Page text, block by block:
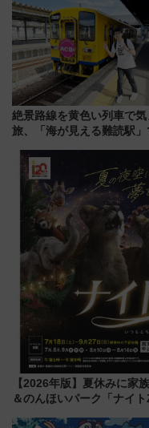
ディング＆カジュアルパー
ープラン
絶景路線を黄色い列車で気
旅、「海が見える難読駅」
「新・鉄道ひとり旅」279
の舞台は「島原鉄道」
【2026年版】夏休みに家
＆のんほいパーク「ナイ